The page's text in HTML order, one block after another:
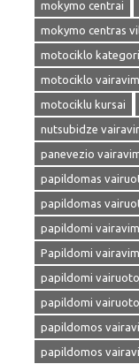
mokymo centrai
mokymo centras
motociklo
motociklo
motociklu kursai
nutsubidze
panevezio
papildomas
papildomas
papildomi
Papildomi
papildomi
papildomi
papildomos
papildomos